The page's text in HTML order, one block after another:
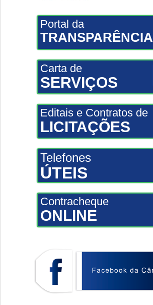
Portal da
TRANSPARÊNCIA
Carta de
SERVIÇOS
Editais e Contratos de
LICITAÇÕES
Telefones
ÚTEIS
Contracheque
ONLINE